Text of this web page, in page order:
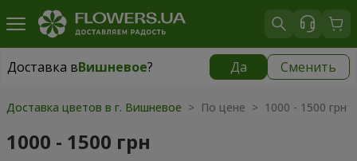
Доставка вВишневое? Да Сменить
Доставка вВишневое|
Доставка цветов в г. Вишневое > По цене > 1000 - 1500 грн
1000 - 1500 грн